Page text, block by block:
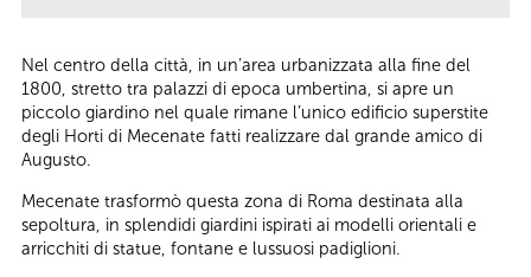
Nel centro della città, in un’area urbanizzata alla fine del
1800, stretto tra palazzi di epoca umbertina, si apre un
piccolo giardino nel quale rimane l’unico edificio superstite
degli Horti di Mecenate fatti realizzare dal grande amico di
Augusto.
Mecenate trasformò questa zona di Roma destinata alla
sepoltura, in splendidi giardini ispirati ai modelli orientali e
arricchiti di statue, fontane e lussuosi padiglioni.